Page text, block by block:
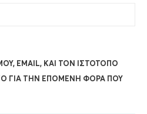
EMAIL, ΚΑΙ ΤΟΝ ΙΣΤΌΤΟΠΟ
ΓΙΑ ΤΗΝ ΕΠΌΜΕΝΗ ΦΟΡΆ ΠΟΥ